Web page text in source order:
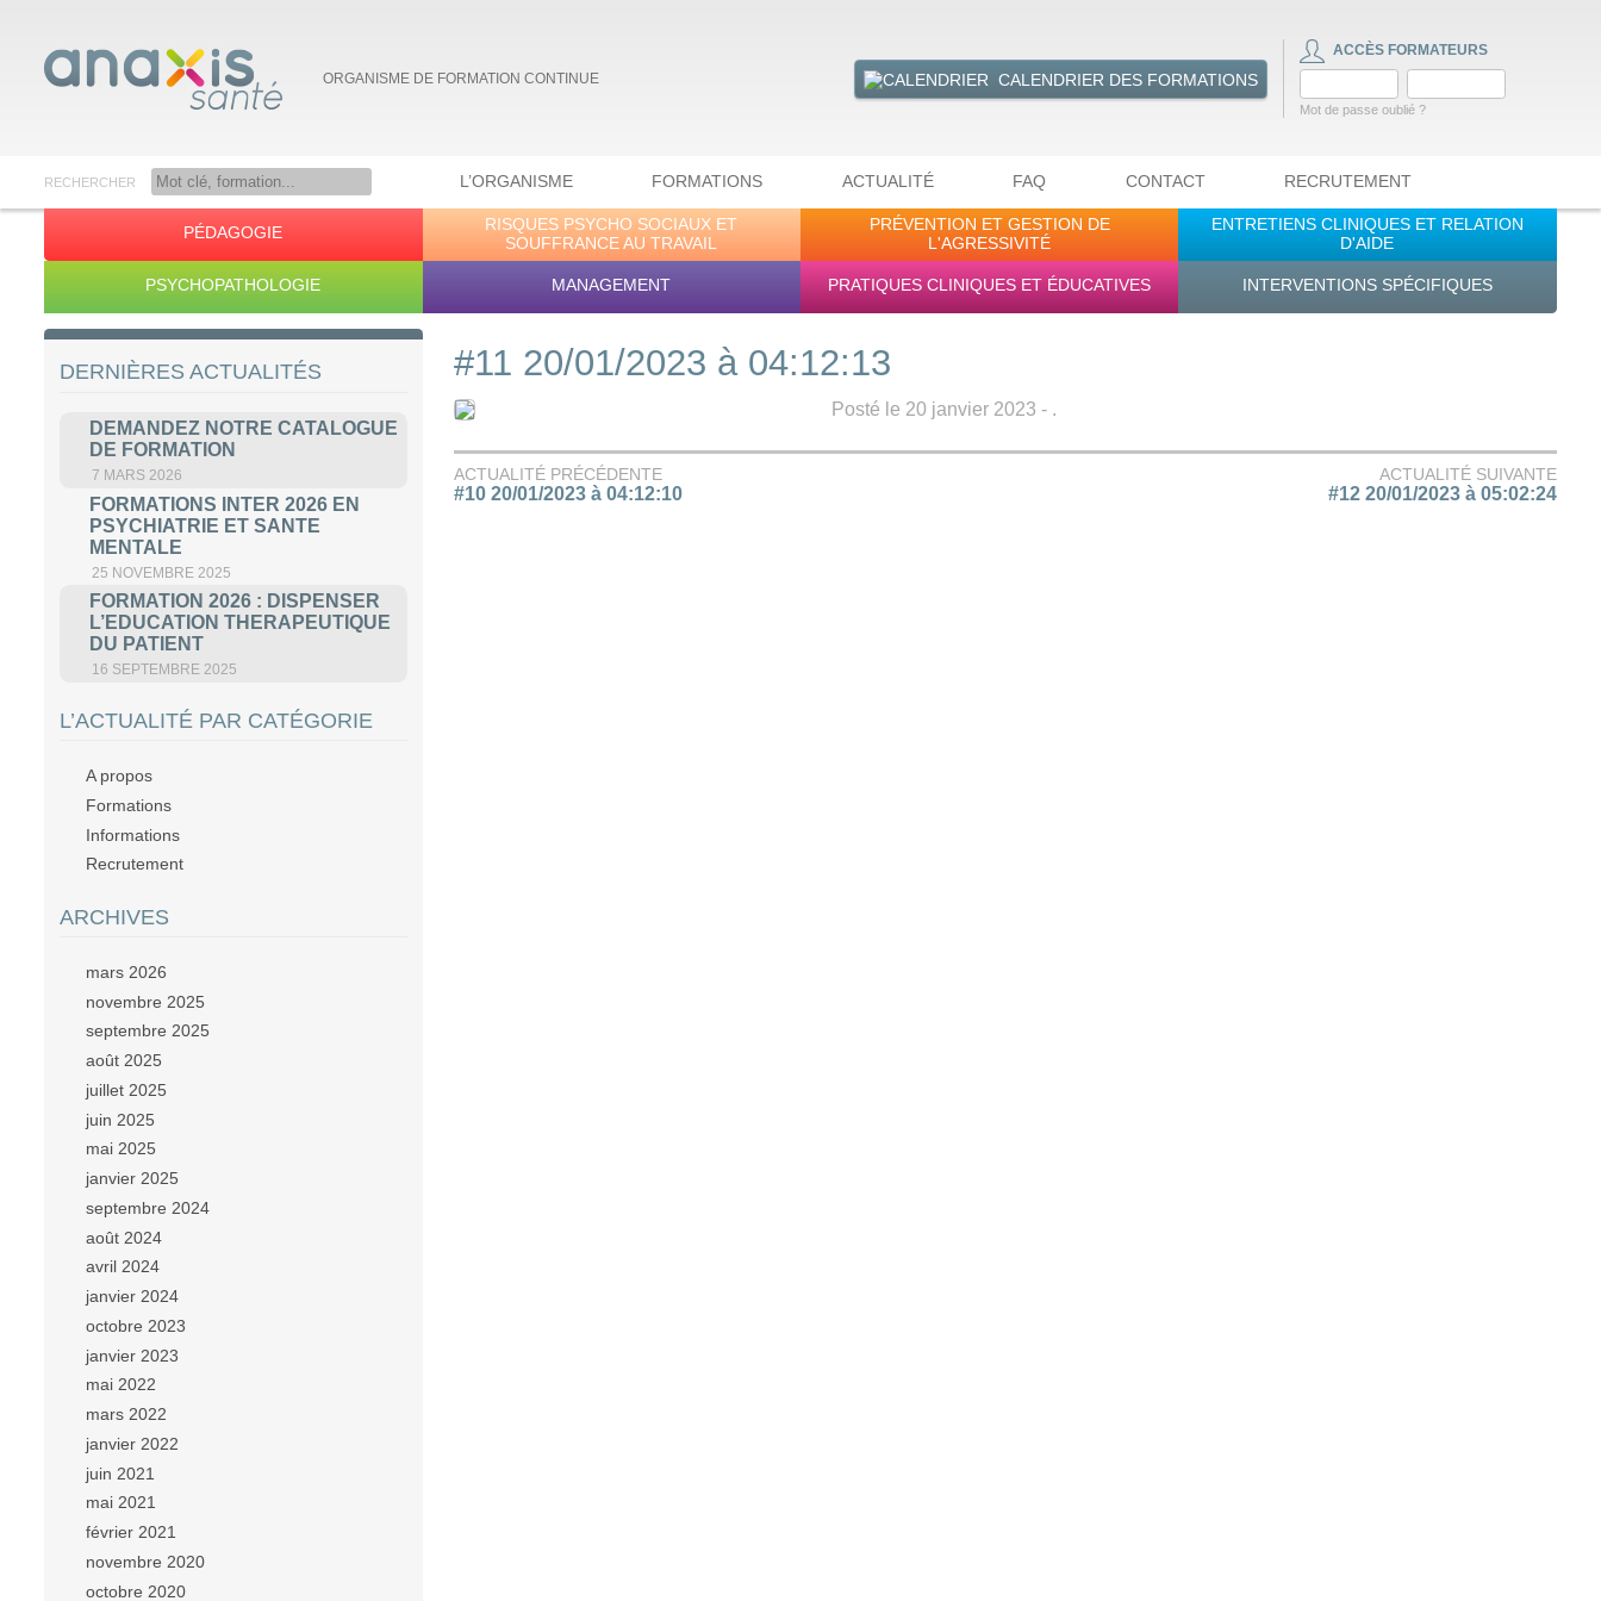
ORGANISME DE FORMATION CONTINUE CALENDRIER DES FORMATIONS
ACCÈS FORMATEURS
Mot de passe oublié ?
RECHERCHER L’ORGANISME FORMATIONS ACTUALITÉ FAQ CONTACT RECRUTEMENT
PÉDAGOGIE
RISQUES PSYCHO SOCIAUX ET
SOUFFRANCE AU TRAVAIL
PRÉVENTION ET GESTION DE
L'AGRESSIVITÉ
ENTRETIENS CLINIQUES ET RELATION
D'AIDE
PSYCHOPATHOLOGIE MANAGEMENT PRATIQUES CLINIQUES ET ÉDUCATIVES INTERVENTIONS SPÉCIFIQUES
#11 20/01/2023 à 04:12:13
Posté le 20 janvier 2023 - .
ACTUALITÉ PRÉCÉDENTE
#10 20/01/2023 à 04:12:10
ACTUALITÉ SUIVANTE
#12 20/01/2023 à 05:02:24
DERNIÈRES ACTUALITÉS
DEMANDEZ NOTRE CATALOGUE
DE FORMATION
7 MARS 2026
FORMATIONS INTER 2026 EN
PSYCHIATRIE ET SANTE
MENTALE
25 NOVEMBRE 2025
FORMATION 2026 : DISPENSER
L’EDUCATION THERAPEUTIQUE
DU PATIENT
16 SEPTEMBRE 2025
L’ACTUALITÉ PAR CATÉGORIE
A propos
Formations
Informations
Recrutement
ARCHIVES
mars 2026
novembre 2025
septembre 2025
août 2025
juillet 2025
juin 2025
mai 2025
janvier 2025
septembre 2024
août 2024
avril 2024
janvier 2024
octobre 2023
janvier 2023
mai 2022
mars 2022
janvier 2022
juin 2021
mai 2021
février 2021
novembre 2020
octobre 2020